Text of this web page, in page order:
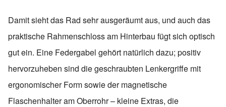
Damit sieht das Rad sehr ausgeräumt aus, und auch das
praktische Rahmenschloss am Hinterbau fügt sich optisch
gut ein. Eine Federgabel gehört natürlich dazu; positiv
hervorzuheben sind die geschraubten Lenkergriffe mit
ergonomischer Form sowie der magnetische
Flaschenhalter am Oberrohr – kleine Extras, die